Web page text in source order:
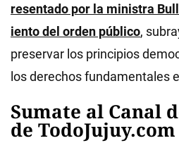
resentado por la ministra
iento del orden público,
preservar los principios
los derechos fundamentales
Sumate al Canal
de TodoJujuy.com